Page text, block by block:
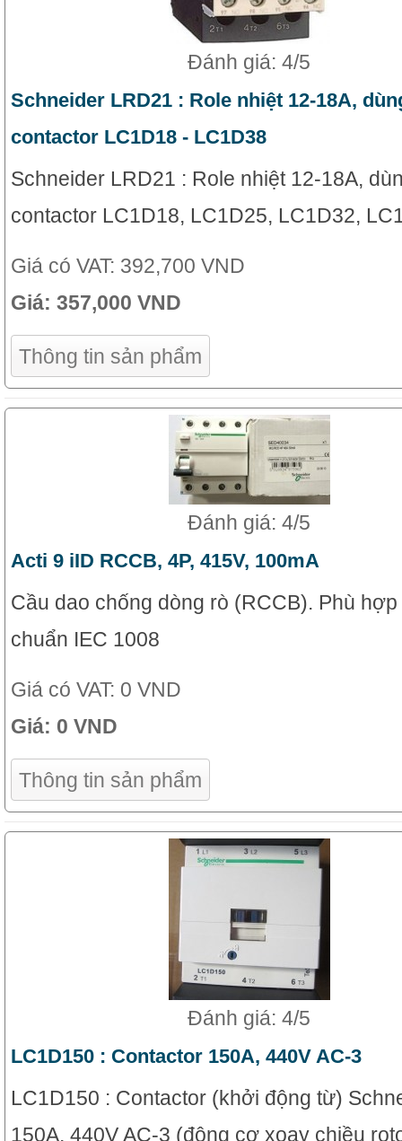
Đánh giá: 4/5
Schneider LRD21 : Role nhiệt 12-18A,
contactor LC1D18 - LC1D38
Schneider LRD21 : Role nhiệt 12-18A,
contactor LC1D18, LC1D25, LC1D32,
Giá có VAT: 392,700 VND
Giá: 357,000 VND
Thông tin sản phẩm
Đánh giá: 4/5
Acti 9 iID RCCB, 4P, 415V, 100mA
Cầu dao chống dòng rò (RCCB). Phù
chuẩn IEC 1008
Giá có VAT: 0 VND
Giá: 0 VND
Thông tin sản phẩm
Đánh giá: 4/5
LC1D150 : Contactor 150A, 440V AC-3
LC1D150 : Contactor (khởi động từ)
150A, 440V AC-3 (động cơ xoay chiều